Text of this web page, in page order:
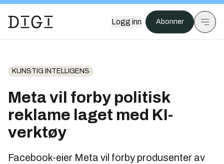
Logg inn Abonner
KUNSTIG INTELLIGENS
Meta vil forby politisk
reklame laget med KI-
verktøy
Facebook-eier Meta vil forby produsenter av